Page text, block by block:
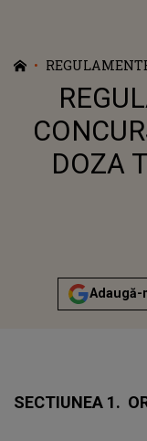
DOZA
Adaugă-
SECTIUNEA 1.